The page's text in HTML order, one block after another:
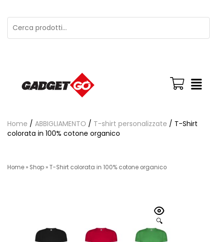
Home / ABBIGLIAMENTO / T-shirt personalizzate / T-Shirt
colorata in 100% cotone organico
Home » Shop »T-Shirt colorata in 100% cotone organico
🔍